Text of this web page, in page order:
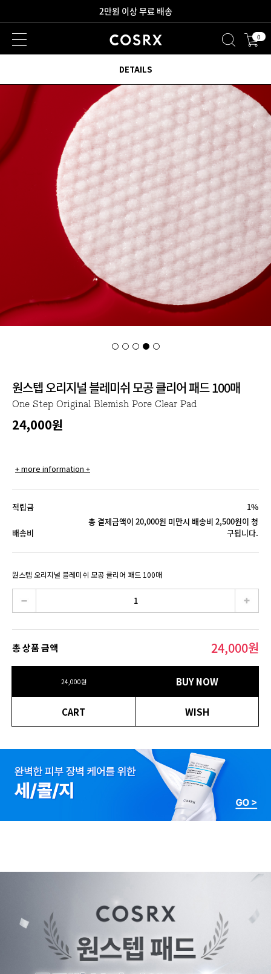
새로워진 회원 혜택을 만나보세요!
2만원 이상 무료 배송 0
원스텝 오리지널 블레미쉬 모공 클리어 패드 100매
One Step Original Blemish Pore Clear Pad
24,000원
+ more information +
적립금 1%
배송비
총 결제금액이 20,000원 미만시 배송비 2,500원이 청
구됩니다.
원스텝 오리지널 블레미쉬 모공 클리어 패드 100매
총 상품 금액 24,000원
24,000원 BUY NOW
CART WISH
DETAILS